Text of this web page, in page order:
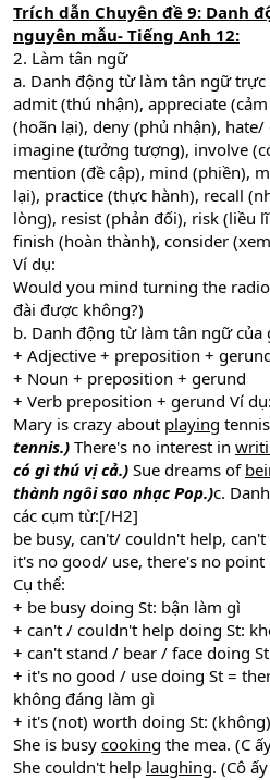
Trích dẫn Chuyên đề 9: Danh
nguyên mẫu- Tiếng Anh 12:
2. Làm tân ngữ
a. Danh động từ làm tân ngữ
admit (thú nhận), appreciate
(hoãn lại), deny (phủ nhận),
imagine (tưởng tượng), involve
mention (đề cập), mind (phiền),
lại), practice (thực hành), recall
lòng), resist (phản đối), risk (liều
finish (hoàn thành), consider
Ví dụ:
Would you mind turning the
đài được không?)
b. Danh động từ làm tân ngữ của
+ Adjective + preposition +
+ Noun + preposition + gerund
+ Verb preposition + gerund Ví dụ:
Mary is crazy about playing
tennis.) There's no interest in
có gì thú vị cả.) Sue dreams of
thành ngôi sao nhạc Pop.)c.
các cụm từ:[/H2]
be busy, can't/ couldn't help,
it's no good/ use, there's no
Cụ thể:
+ be busy doing St: bận làm gì
+ can't / couldn't help doing St:
+ can't stand / bear / face doing
+ it's no good / use doing St =
không đáng làm gì
+ it's (not) worth doing St:
She is busy cooking the mea. (C
She couldn't help laughing. (Cô